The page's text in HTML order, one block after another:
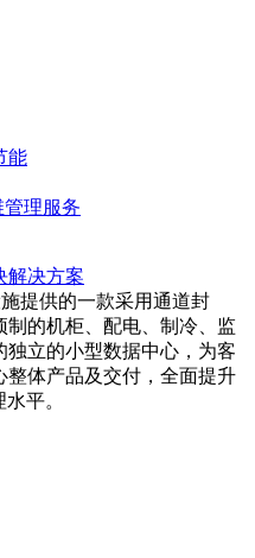
能
理服务
解决方案
提供的一款采用通道封
制的机柜、配电、制冷、监
独立的小型数据中心，为客
整体产品及交付，全面提升
平。